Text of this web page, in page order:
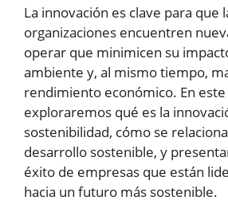
La innovación es clave para que
organizaciones encuentren
operar que minimicen su
ambiente y, al mismo tiempo,
rendimiento económico. En
exploraremos qué es la
sostenibilidad, cómo se
desarrollo sostenible, y
éxito de empresas que están
hacia un futuro más sostenible.